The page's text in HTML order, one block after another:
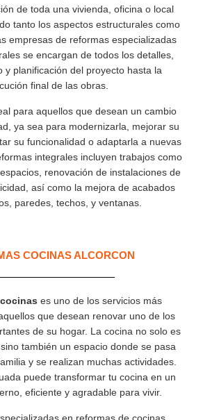
de toda una vivienda, oficina o local
tanto los aspectos estructurales como
empresas de reformas especializadas
se encargan de todos los detalles,
y planificación del proyecto hasta la
final de las obras.
para aquellos que desean un cambio
ya sea para modernizarla, mejorar su
su funcionalidad o adaptarla a nuevas
integrales incluyen trabajos como
renovación de instalaciones de
así como la mejora de acabados
paredes, techos, y ventanas.
COCINAS ALCORCON
es uno de los servicios más
que desean renovar uno de los
de su hogar. La cocina no solo es
también un espacio donde se pasa
y se realizan muchas actividades.
puede transformar tu cocina en un
eficiente y agradable para vivir.